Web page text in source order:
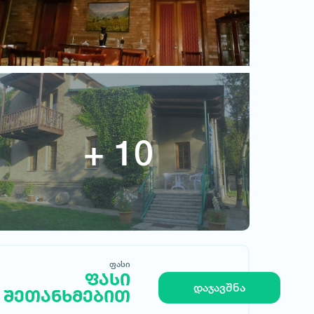
მოითხოვე სასტუმრო
ფასი
ფასი
შეთანხმებით
დაჯავშნა